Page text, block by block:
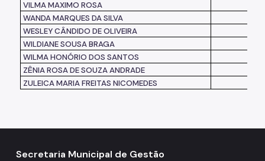
VILMA MAXIMO ROSA
WANDA MARQUES DA SILVA
WESLEY CÂNDIDO DE OLIVEIRA
WILDIANE SOUSA BRAGA
WILMA HONÓRIO DOS SANTOS
ZÊNIA ROSA DE SOUZA ANDRADE
ZULEICA MARIA FREITAS NICOMEDES
Secretaria Municipal de Gestão